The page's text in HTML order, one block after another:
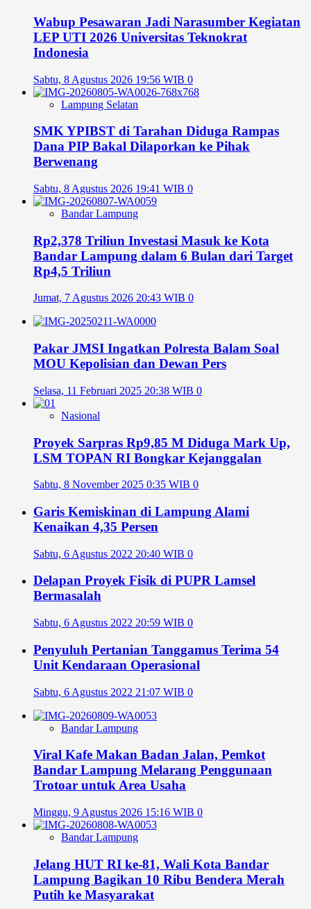
Wabup Pesawaran Jadi Narasumber Kegiatan
LEP UTI 2026 Universitas Teknokrat
Indonesia
Sabtu, 8 Agustus 2026 19:56 WIB 0
Lampung Selatan
SMK YPIBST di Tarahan Diduga Rampas
Dana PIP Bakal Dilaporkan ke Pihak
Berwenang
Sabtu, 8 Agustus 2026 19:41 WIB 0
Bandar Lampung
Rp2,378 Triliun Investasi Masuk ke Kota
Bandar Lampung dalam 6 Bulan dari Target
Rp4,5 Triliun
Jumat, 7 Agustus 2026 20:43 WIB 0
Pakar JMSI Ingatkan Polresta Balam Soal
MOU Kepolisian dan Dewan Pers
Selasa, 11 Februari 2025 20:38 WIB 0
Nasional
Proyek Sarpras Rp9,85 M Diduga Mark Up,
LSM TOPAN RI Bongkar Kejanggalan
Sabtu, 8 November 2025 0:35 WIB 0
Garis Kemiskinan di Lampung Alami
Kenaikan 4,35 Persen
Sabtu, 6 Agustus 2022 20:40 WIB 0
Delapan Proyek Fisik di PUPR Lamsel
Bermasalah
Sabtu, 6 Agustus 2022 20:59 WIB 0
Penyuluh Pertanian Tanggamus Terima 54
Unit Kendaraan Operasional
Sabtu, 6 Agustus 2022 21:07 WIB 0
Bandar Lampung
Viral Kafe Makan Badan Jalan, Pemkot
Bandar Lampung Melarang Penggunaan
Trotoar untuk Area Usaha
Minggu, 9 Agustus 2026 15:16 WIB 0
Bandar Lampung
Jelang HUT RI ke-81, Wali Kota Bandar
Lampung Bagikan 10 Ribu Bendera Merah
Putih ke Masyarakat